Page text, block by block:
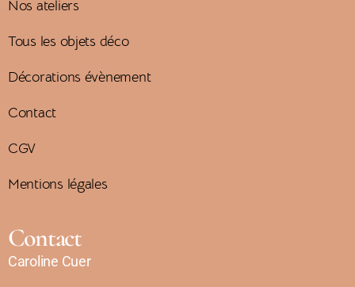
Nos ateliers
Tous les objets déco
Décorations évènement
Contact
CGV
Mentions légales
Contact
Caroline Cuer